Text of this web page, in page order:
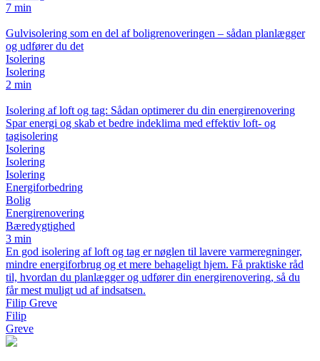
7 min
Gulvisolering som en del af boligrenoveringen – sådan planlægger
og udfører du det
Isolering
Isolering
2 min
Isolering af loft og tag: Sådan optimerer du din energirenovering
Spar energi og skab et bedre indeklima med effektiv loft- og
tagisolering
Isolering
Isolering
Isolering
Energiforbedring
Bolig
Energirenovering
Bæredygtighed
3 min
En god isolering af loft og tag er nøglen til lavere varmeregninger,
mindre energiforbrug og et mere behageligt hjem. Få praktiske råd
til, hvordan du planlægger og udfører din energirenovering, så du
får mest muligt ud af indsatsen.
Filip Greve
Filip
Greve